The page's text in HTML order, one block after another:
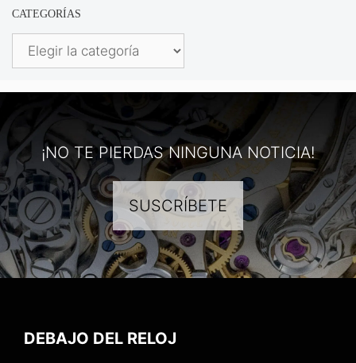
CATEGORÍAS
Categorías
¡NO TE PIERDAS NINGUNA NOTICIA!
SUSCRÍBETE
DEBAJO DEL RELOJ